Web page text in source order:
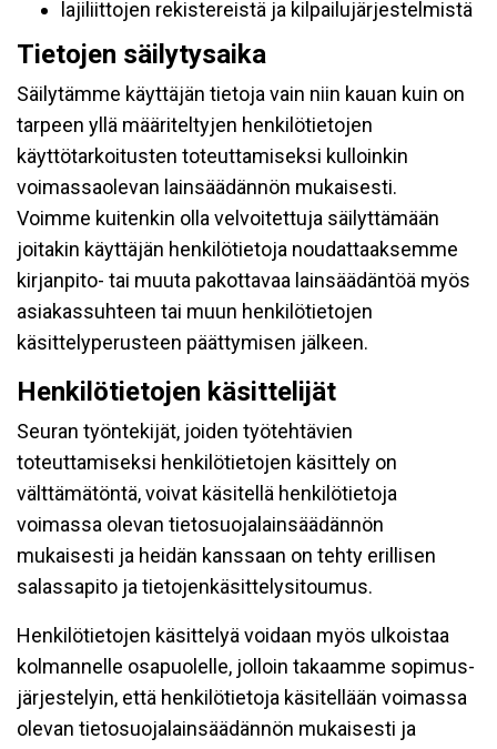
lajiliittojen rekistereistä ja kilpailujärjestelmistä
Tietojen säilytysaika
Säilytämme käyttäjän tietoja vain niin kauan kuin on
tarpeen yllä määriteltyjen henkilötietojen
käyttötarkoitusten toteuttamiseksi kulloinkin
voimassaolevan lainsäädännön mukaisesti.
Voimme kuitenkin olla velvoitettuja säilyttämään
joitakin käyttäjän henkilötietoja noudattaaksemme
kirjanpito- tai muuta pakottavaa lainsäädäntöä myös
asiakassuhteen tai muun henkilötietojen
käsittelyperusteen päättymisen jälkeen.
Henkilötietojen käsittelijät
Seuran työntekijät, joiden työtehtävien
toteuttamiseksi henkilötietojen käsittely on
välttämätöntä, voivat käsitellä henkilötietoja
voimassa olevan tietosuojalainsäädännön
mukaisesti ja heidän kanssaan on tehty erillisen
salassapito ja tietojenkäsittelysitoumus.
Henkilötietojen käsittelyä voidaan myös ulkoistaa
kolmannelle osapuolelle, jolloin takaamme sopimus-
järjestelyin, että henkilötietoja käsitellään voimassa
olevan tietosuojalainsäädännön mukaisesti ja